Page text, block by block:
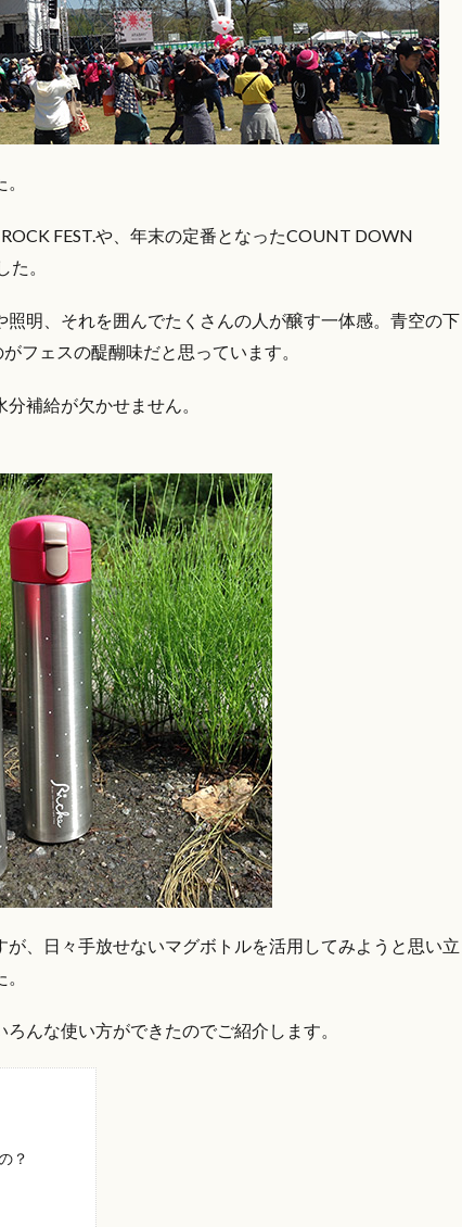
FEST.や、年末の定番となったCOUNT DOWN
。
明、それを囲んでたくさんの人が醸す一体感。青空の下
フェスの醍醐味だと思っています。
補給が欠かせません。
、日々手放せないマグボトルを活用してみようと思い立
んな使い方ができたのでご紹介します。
？